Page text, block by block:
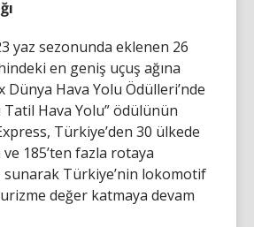
yaz sezonunda eklenen 26
en geniş uçuş ağına
Dünya Hava Yolu Ödülleri’nde
Tatil Hava Yolu” ödülünün
Türkiye’den 30 ülkede
185’ten fazla rotaya
sunarak Türkiye’nin lokomotif
değer katmaya devam